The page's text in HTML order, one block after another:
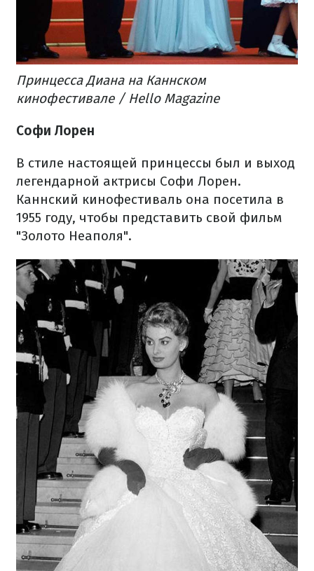
Принцесса Диана на Каннском
кинофестивале / Hello Magazine
Софи Лорен
В стиле настоящей принцессы был и выход
легендарной актрисы Софи Лорен.
Каннский кинофестиваль она посетила в
1955 году, чтобы представить свой фильм
"Золото Неаполя".